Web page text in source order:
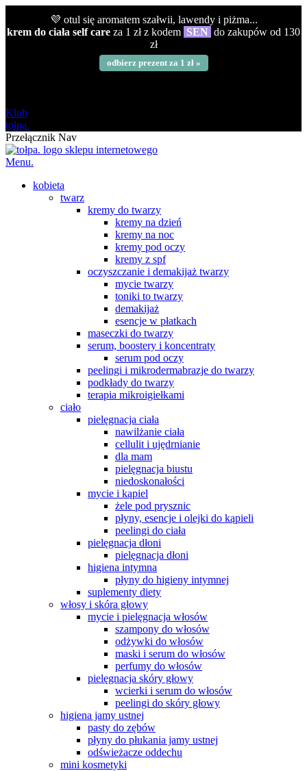
💜 otul się aromatem szałwii, lawendy i piżma...
krem do ciała self care za 1 zł z kodem SEN do zakupów od 130
zł
odbierz prezent za 1 zł »
Klub
tołpa.
Przełącznik Nav
Menu.
kobieta
twarz
kremy do twarzy
kremy na dzień
kremy na noc
kremy pod oczy
kremy z spf
oczyszczanie i demakijaż twarzy
mycie twarzy
toniki to twarzy
demakijaż
esencje w płatkach
maseczki do twarzy
serum, boostery i koncentraty
serum pod oczy
peelingi i mikrodermabrazje do twarzy
podkłady do twarzy
terapia mikroigiełkami
ciało
pielęgnacja ciała
nawilżanie ciała
cellulit i ujędrnianie
dla mam
pielęgnacja biustu
niedoskonałości
mycie i kąpiel
żele pod prysznic
płyny, esencje i olejki do kąpieli
peelingi do ciała
pielęgnacja dłoni
pielęgnacja dłoni
higiena intymna
płyny do higieny intymnej
suplementy diety
włosy i skóra głowy
mycie i pielęgnacja włosów
szampony do włosów
odżywki do włosów
maski i serum do włosów
perfumy do włosów
pielęgnacja skóry głowy
wcierki i serum do włosów
peelingi do skóry głowy
higiena jamy ustnej
pasty do zębów
płyny do płukania jamy ustnej
odświeżacze oddechu
mini kosmetyki